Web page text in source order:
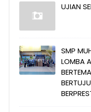
UJIAN
SMP
LOMBA